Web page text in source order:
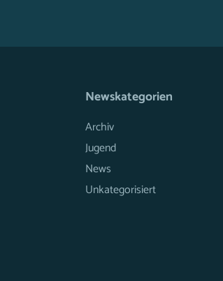
Newskategorien
Archiv
Jugend
News
Unkategorisiert